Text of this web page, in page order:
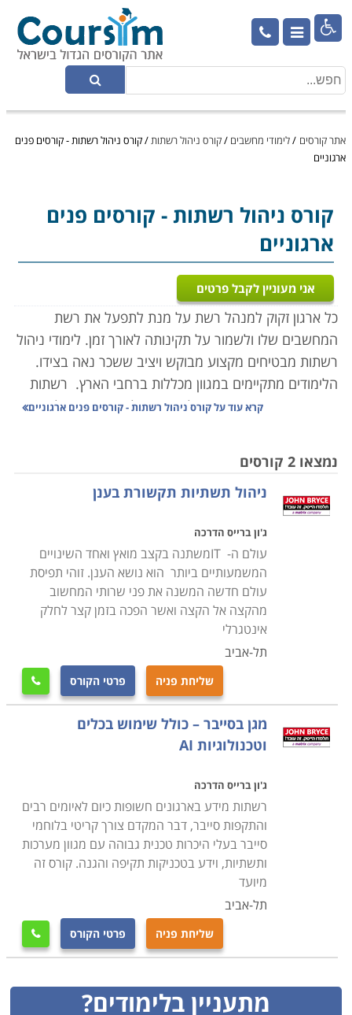

אתר קורסים /לימודי מחשבים /קורס ניהול רשתות/קורס ניהול רשתות - קורסים פנים
ארגוניים
קורס ניהול רשתות- קורסים פנים
ארגוניים
אני מעוניין לקבל פרטים
כל ארגון זקוק למנהל רשת על מנת לתפעל את רשת
המחשבים שלו ולשמור על תקינותה לאורך זמן. לימודי ניהול
רשתות מבטיחים מקצוע מבוקש ויציב ששכר נאה בצידו.
הלימודים מתקיימים במגוון מכללות ברחבי הארץ. רשתות
התקשורת משמשות כיום כלי חיוני בכל ארגון או אפילו משרד
לימודי מנהלי רשת מוצעים במסלולים שונים, כגון תחזוקת
וניהול רשתות תקשורת, מהנדס רשתות, ובהסמכות שונות
כגון MCITP ו-MCSA, הכשרה מקצועית בסיסית, וקורסים
מתקדמים לאנשי מקצוע מיומנים.
במסגרת לימודי ניהול רשתות רוכשים המשתתפים ידע
בהקמת רשת תקשורת לעסקים, בניהול מחשבים בה,
אבטחת מידע, תמיכה וטיפול ברשת ובתחומים רבים נוספים
מנהלי הרשת הם למעשה האנשים השולטים על מעבר
המידע בארגון ומאפשרים לו לתפקד. יתרה מכך, הם גם
שהאקרים לא יוכלו לפרוץ אליה.
הלימודים מתקיימים בשפות שונות ונערכים במוקדים שונים
ברחבי הארץ, כגון: באר שבע, פתח תקווה, רמת גן, תל
אביב, ראשון לציון, קריות ועוד. שימו לב כי ל
מוקדשת באתר קטגוריה נפרדת.
קרא עוד עלקורס ניהול רשתות - קורסים פנים ארגוניים
נמצאו 2 קורסים
ניהול תשתיות תקשורת בענן
ג'ון ברייס הדרכה
עולם ה- ITמשתנה בקצב מואץ ואחד השינויים
המשמעותיים ביותר הוא נושא הענן. זוהי תפיסת
עולם חדשה המשנה את פני שרותי המחשוב
מהקצה אל הקצה ואשר הפכה בזמן קצר לחלק
אינטגרלי
תל-אביב
שליחת פניה פרטי הקורס 
מגן בסייבר – כולל שימוש בכלים
וטכנולוגיות AI
ג'ון ברייס הדרכה
רשתות מידע בארגונים חשופות כיום לאיומים רבים
והתקפות סייבר, דבר המקדם צורך קריטי בלוחמי
סייבר בעלי היכרות טכנית גבוהה עם מגוון מערכות
ותשתיות, וידע בטכניקות תקיפה והגנה. קורס זה
מיועד
תל-אביב
שליחת פניה פרטי הקורס 
מתעניין בלימודים?